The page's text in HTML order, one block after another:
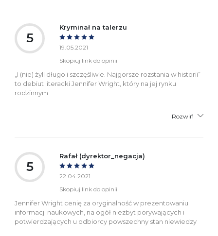
informacje dotyczące
bezpieczeństwa:
5
Kryminał na talerzu
19.05.2021
Skopiuj link do opinii
„I (nie) żyli długo i szczęśliwie. Najgorsze rozstania w historii”
to debiut literacki Jennifer Wright, który na jej rynku
rodzinnym
Rozwiń
5
Rafał (dyrektor_negacja)
22.04.2021
Skopiuj link do opinii
Jennifer Wright cenię za oryginalność w prezentowaniu
informacji naukowych, na ogół niezbyt porywających i
potwierdzających u odbiorcy powszechny stan niewiedzy